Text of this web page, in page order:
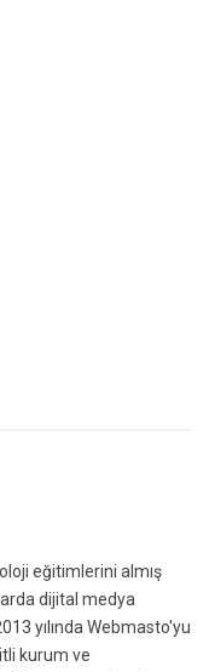
eğitimlerini almış
dijital medya
yılında Webmasto'yu
kurum ve